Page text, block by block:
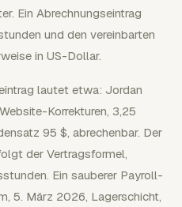
Ein Abrechnungseintrag
und den vereinbarten
in US-Dollar.
lautet etwa: Jordan
Korrekturen, 3,25
95 $, abrechenbar. Der
der Vertragsformel,
Ein sauberer Payroll-
5. März 2026, Lagerschicht,